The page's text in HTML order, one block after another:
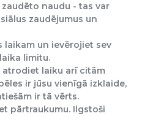
naudu - tas var
zaudējumus un
laikam un ievērojiet sev
limitu.
atrodiet laiku arī citām
ir jūsu vienīgā izklaide,
ir tā vērts.
pārtraukumu. Ilgstoši